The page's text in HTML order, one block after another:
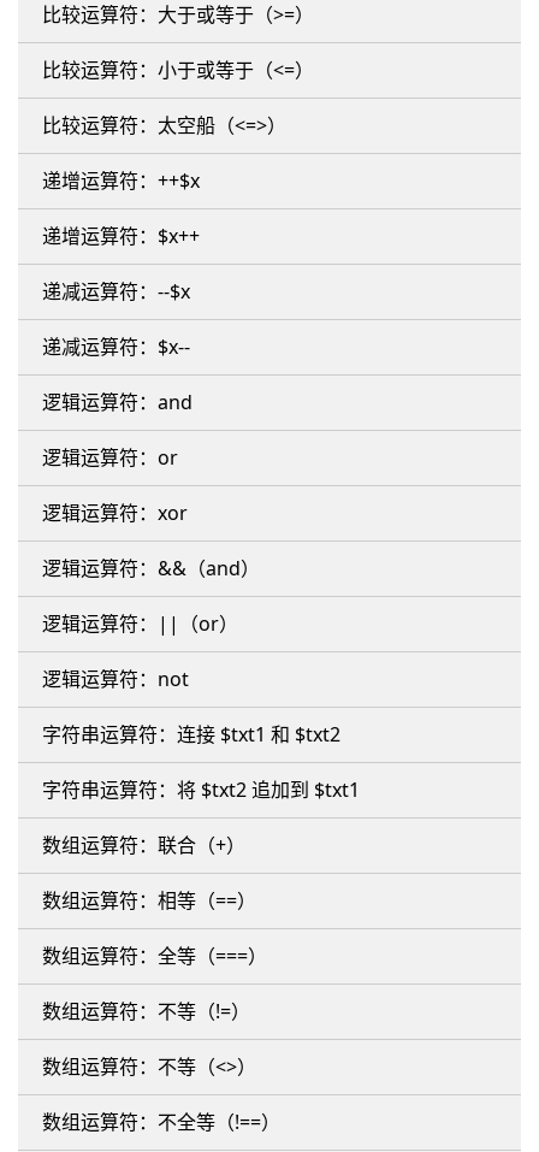
比较运算符：大于或等于（>=）
比较运算符：小于或等于（<=）
比较运算符：太空船（<=>）
递增运算符：++$x
递增运算符：$x++
递减运算符：--$x
递减运算符：$x--
逻辑运算符：and
逻辑运算符：or
逻辑运算符：xor
逻辑运算符：&&（and）
逻辑运算符：||（or）
逻辑运算符：not
字符串运算符：连接 $txt1 和 $txt2
字符串运算符：将 $txt2 追加到 $txt1
数组运算符：联合（+）
数组运算符：相等（==）
数组运算符：全等（===）
数组运算符：不等（!=）
数组运算符：不等（<>）
数组运算符：不全等（!==）